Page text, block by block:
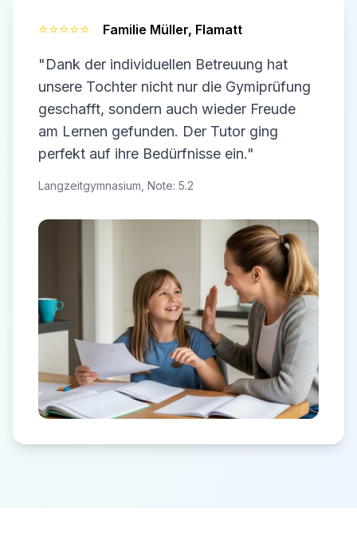
⭐⭐⭐⭐⭐ Familie Müller, Flamatt
"Dank der individuellen Betreuung hat
unsere Tochter nicht nur die Gymiprüfung
geschafft, sondern auch wieder Freude
am Lernen gefunden. Der Tutor ging
perfekt auf ihre Bedürfnisse ein."
Langzeitgymnasium, Note: 5.2